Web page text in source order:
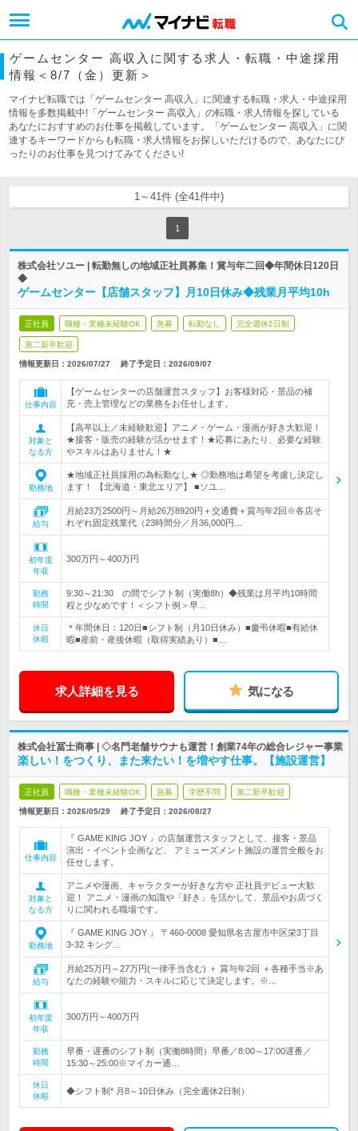
ゲームセンター 高収入に関する求人・転職・中途採用
情報＜8/7（金）更新＞
マイナビ転職では「ゲームセンター 高収入」に関連する転職・求人・中途採用
情報を多数掲載中!「ゲームセンター 高収入」の転職・求人情報を探している
あなたにおすすめのお仕事を掲載しています。「ゲームセンター 高収入」に関
連するキーワードからも転職・求人情報をお探しいただけるので、あなたにぴ
ったりのお仕事を見つけてみてください!
1～41件 (全41件中)
1
株式会社ソユー | 転勤無しの地域正社員募集！賞与年二回◆年間休日120日
◆
ゲームセンター【店舗スタッフ】月10日休み◆残業月平均10h
正社員 職種・業種未経験OK 急募 転勤なし 完全週休2日制
第二新卒歓迎
情報更新日：2026/07/27 終了予定日： 2026/09/07
仕事内容
【ゲームセンターの店舗運営スタッフ】お客様対応・景品の補
充・売上管理などの業務をお任せします。
対象と
なる方
【高卒以上／未経験歓迎】アニメ・ゲーム・漫画が好き大歓迎！
★接客・販売の経験が活かせます！★応募にあたり、必要な経験
やスキルはありません！★
勤務地
★地域正社員採用の為転勤なし★ ◎勤務地は希望を考慮し決定し
ます！ 【北海道・東北エリア】 ■ソユ…
給与
月給23万2500円～月給26万8920円＋交通費＋賞与年2回※各店そ
れぞれ固定残業代（23時間分／月36,000円…
初年度
年収
300万円～400万円
勤務
時間
9:30～21:30 の間でシフト制（実働8h）◆残業は月平均10時間
程と少なめです！＜シフト例＞早…
休日
休暇
＊年間休日：120日■シフト制（月10日休み）■慶弔休暇■有給休
暇■産前・産後休暇（取得実績あり）■…
求人詳細を見る 気になる
株式会社冨士商事 | ◇名門老舗サウナも運営！創業74年の総合レジャー事業
楽しい！をつくり、また来たい！を増やす仕事。【施設運営】
正社員 職種・業種未経験OK 急募 学歴不問 第二新卒歓迎
情報更新日：2026/05/29 終了予定日： 2026/08/27
仕事内容
『 GAME KING JOY 』の店舗運営スタッフとして、接客・景品
演出・イベント企画など、 アミューズメント施設の運営全般をお
任せします。
対象と
なる方
アニメや漫画、キャラクターが好きな方や 正社員デビュー大歓
迎！ アニメ・漫画の知識や「好き」を活かして、景品やお店づく
りに関われる職場です。
勤務地
『 GAME KING JOY 』 〒460-0008 愛知県名古屋市中区栄3丁目
3-32 キング…
給与
月給25万円～27万円(一律手当含む) ＋ 賞与年2回 ＋各種手当※あ
なたの経験や能力・スキルに応じて決定します。※…
初年度
年収
300万円～400万円
勤務
時間
早番・遅番のシフト制（実働8時間）早番／8:00～17:00遅番／
15:30～25:00※マイカー通…
休日
休暇
◆シフト制* 月8～10日休み（完全週休2日制）